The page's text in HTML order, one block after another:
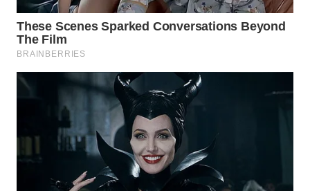
KONSUMEN
WAHANA
LISTRIK
TRAVEL
WAHANA